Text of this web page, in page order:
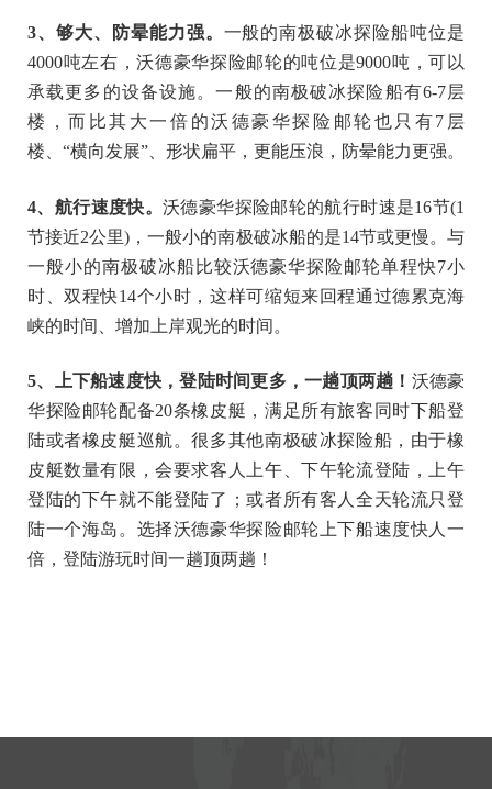
3、够大、防晕能力强。 一般的南极破冰探险船吨位是
4000吨左右，沃德豪华探险邮轮的吨位是9000吨，可以
承载更多的设备设施。一般的南极破冰探险船有6-7层
楼，而比其大一倍的沃德豪华探险邮轮也只有7层
楼、“横向发展”、形状扁平，更能压浪，防晕能力更强。
4、航行速度快。 沃德豪华探险邮轮的航行时速是16节(1
节接近2公里)，一般小的南极破冰船的是14节或更慢。与
一般小的南极破冰船比较沃德豪华探险邮轮单程快7小
时、双程快14个小时，这样可缩短来回程通过德累克海
峡的时间、增加上岸观光的时间。
5、上下船速度快，登陆时间更多，一趟顶两趟！ 沃德豪
华探险邮轮配备20条橡皮艇，满足所有旅客同时下船登
陆或者橡皮艇巡航。很多其他南极破冰探险船，由于橡
皮艇数量有限，会要求客人上午、下午轮流登陆，上午
登陆的下午就不能登陆了；或者所有客人全天轮流只登
陆一个海岛。选择沃德豪华探险邮轮上下船速度快人一
倍，登陆游玩时间一趟顶两趟！